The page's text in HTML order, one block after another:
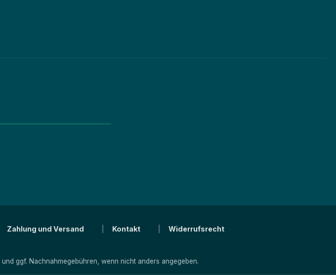
Zahlung und Versand Kontakt Widerrufsrecht
und ggf. Nachnahmegebühren, wenn nicht anders angegeben.